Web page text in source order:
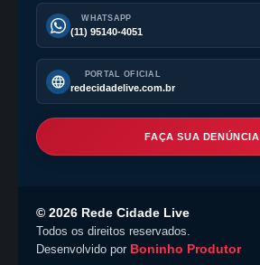
WHATSAPP
(11) 95140-4051
PORTAL OFICIAL
redecidadelive.com.br
FAÇA SUA DENÚNCIA
© 2026 Rede Cidade Live
Todos os direitos reservados.
Desenvolvido por Boninho Produtor